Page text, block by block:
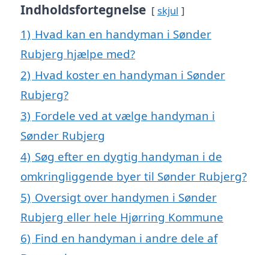
Indholdsfortegnelse skjul
1) Hvad kan en handyman i Sønder
Rubjerg hjælpe med?
2) Hvad koster en handyman i Sønder
Rubjerg?
3) Fordele ved at vælge handyman i
Sønder Rubjerg
4) Søg efter en dygtig handyman i de
omkringliggende byer til Sønder Rubjerg?
5) Oversigt over handymen i Sønder
Rubjerg eller hele Hjørring Kommune
6) Find en handyman i andre dele af